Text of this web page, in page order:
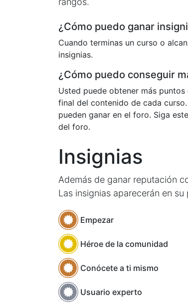
¿Cómo puedo ganar
Cuando terminas un curso o
insignias.
¿Cómo puedo conseguir
Usted puede obtener más
final del contenido de cada
pueden ganar en el foro. Siga
del foro.
Insignias
Además de ganar reputación
Las insignias aparecerán en
Empezar
Héroe de la comunidad
Conócete a ti mismo
Usuario experto